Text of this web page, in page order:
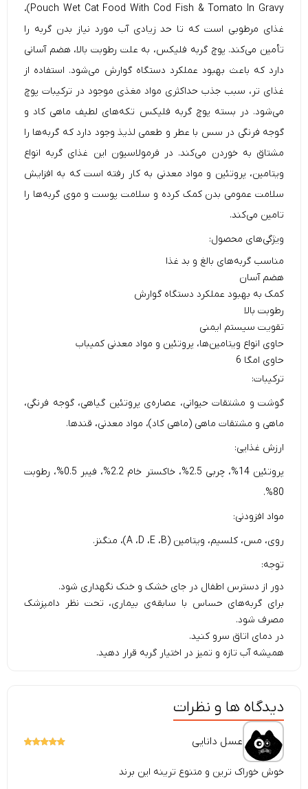
Pouch Wet Cat Food With Cod Fish & Tomato In Gravy)،
غذای مرطوبی است که تا حد زیادی آب مورد نیاز بدن گربه را
تأمین می‌کند. پوچ گربه فلیکس، به علت رطوبت بالا، هضم آسانی
دارد که باعث بهبود عملکرد دستگاه گوارش می‌شود. استفاده از
غذای تر، سبب جذب حداکثری مواد مغذی موجود در ترکیبات پوچ
می‌شود. در بسته پوچ گربه فلیکس تکه‌های لطیف ماهی کاد و
گوجه فرنگی در سس با عطر و طعمی لذیذ وجود دارد که گربه‌ها را
مشتاق به خوردن می‌کند. در فرمولاسیون این غذای گربه انواع
ویتامین، پروتئین و مواد معدنی به کار رفته است که به افزایش
سلامت عمومی بدن کمک کرده و سلامت پوست و موی گربه‌ها را
تامین می‌کند.
ویژگی‌های محصول:
مناسب گربه‌های بالغ و بد غذا
هضم آسان
کمک به بهبود عملکرد دستگاه گوارش
رطوبت بالا
تقویت سیستم ایمنی
حاوی انواع ویتامین‌ها، پروتئین و مواد معدنی کمیباب
حاوی امگا 6
ترکیبات:
گوشت و مشتقات حیوانی، عصاره‌ی پروتئین گیاهی‌، گوجه فرنگی،
ماهی و مشتقات ماهی‌ (ماهی کاد)، مواد معدنی، قند‌ها.
ارزش غذایی:
پروتئین 14%، چربی 2.5%، خاکستر خام 2.2%، فیبر 0.5%، رطوبت
80%.
مواد افزودنی:
روی، مس، کلسیم، ویتامین (A ،D ،E ،B)، منگنز.
توجه:
دور از دسترس اطفال در جای خشک و خنک نگهداری شود.
برای گربه‌های حساس با سابقه‌ی بیماری، تحت نظر دامپزشک
مصرف شود.
در دمای اتاق سرو کنید.
همیشه آب تازه و تمیز در اختیار گربه‌ قرار دهید.
دیدگاه ها و نظرات
عسل دانایی
خوش خوراک ترین و متنوع ترینه این برند